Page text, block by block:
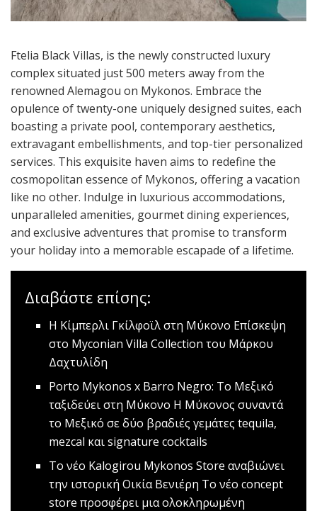
Ftelia Black Villas, is the newly constructed luxury
complex situated just 500 meters away from the
renowned Alemagou on Mykonos. Embrace the
opulence of twenty-one uniquely designed suites, each
boasting a private pool, contemporary aesthetics,
extravagant embellishments, and top-tier personalized
services. This exquisite haven aims to redefine the
cosmopolitan essence of Mykonos, offering a vacation
like no other. Indulge in luxurious accommodations,
unparalleled amenities, gourmet dining experiences,
and exclusive adventures that promise to transform
your holiday into a memorable escapade of a lifetime.
Διαβάστε επίσης:
Η Κίμπερλι Γκίλφοϊλ στη Μύκονο Επίσκεψη
στο Myconian Villa Collection του Μάρκου
Δαχτυλίδη
Porto Mykonos x Barro Negro: Το Μεξικό
ταξιδεύει στη Μύκονο Η Μύκονος συναντά
το Μεξικό σε δύο βραδιές γεμάτες tequila,
mezcal και signature cocktails
Το νέο Kalogirou Mykonos Store αναβιώνει
την ιστορική Οικία Βενιέρη Tο νέο concept
store προσφέρει μια ολοκληρωμένη